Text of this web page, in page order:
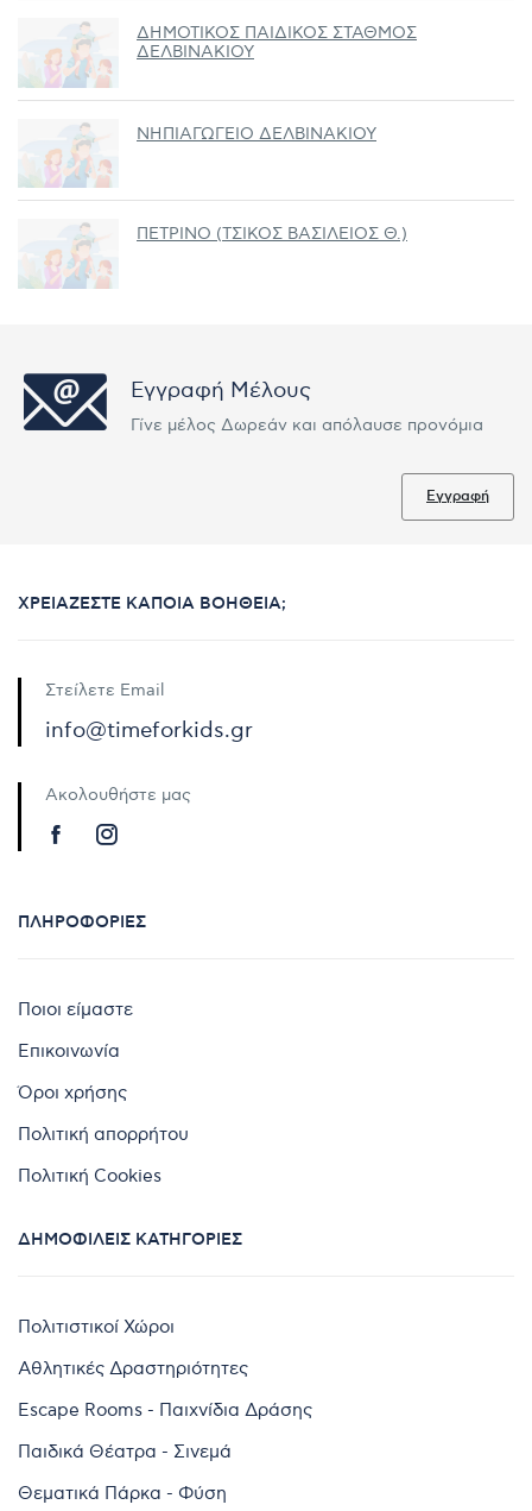
ΔΗΜΟΤΙΚΟΣ ΠΑΙΔΙΚΟΣ ΣΤΑΘΜΟΣ
ΔΕΛΒΙΝΑΚΙΟΥ
ΝΗΠΙΑΓΩΓΕΙΟ ΔΕΛΒΙΝΑΚΙΟΥ
ΠΕΤΡΙΝΟ (ΤΣΙΚΟΣ ΒΑΣΙΛΕΙΟΣ Θ.)
Εγγραφή Μέλους
Γίνε μέλος Δωρεάν και απόλαυσε προνόμια
Εγγραφή
ΧΡΕΙΆΖΕΣΤΕ ΚΆΠΟΙΑ ΒΟΉΘΕΙΑ;
Στείλετε Email
info@timeforkids.gr
Ακολουθήστε μας
ΠΛΗΡΟΦΟΡΊΕΣ
Ποιοι είμαστε
Επικοινωνία
Όροι χρήσης
Πολιτική απορρήτου
Πολιτική Cookies
ΔΗΜΟΦΙΛΕΊΣ ΚΑΤΗΓΟΡΊΕΣ
Πολιτιστικοί Χώροι
Αθλητικές Δραστηριότητες
Escape Rooms - Παιχνίδια Δράσης
Παιδικά Θέατρα - Σινεμά
Θεματικά Πάρκα - Φύση